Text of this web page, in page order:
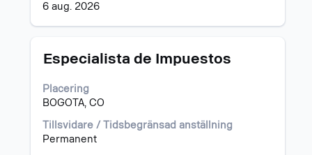
6 aug. 2026
Titel
Especialista de Impuestos
Placering
BOGOTA, CO
Tillsvidare / Tidsbegränsad anställning
Permanent
Klicka
blankstegstangenten
för
visa
allt